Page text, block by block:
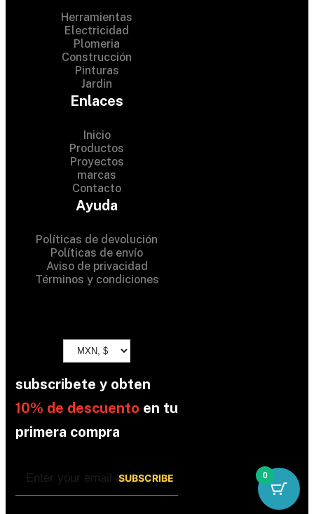
Herramientas
Electricidad
Plomeria
Construcción
Pinturas
Jardin
Enlaces
Inicio
Productos
Proyectos
marcas
Contacto
Ayuda
Políticas de devolución
Políticas de envío
Aviso de privacidad
Términos y condiciones
subscribete y obten
10% de descuento en tu
primera compra
0